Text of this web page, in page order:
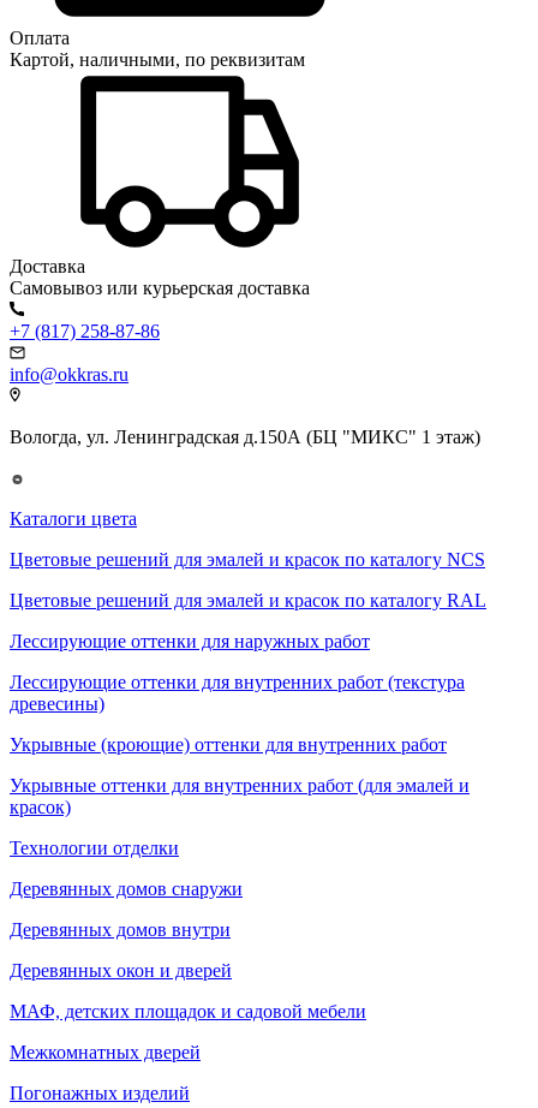
Оплата
Картой, наличными, по реквизитам
Доставка
Самовывоз или курьерская доставка
+7 (817) 258-87-86
info@okkras.ru
Вологда, ул. Ленинградская д.150А (БЦ "МИКС" 1 этаж)
Каталоги цвета
Цветовые решений для эмалей и красок по каталогу NCS
Цветовые решений для эмалей и красок по каталогу RAL
Лессирующие оттенки для наружных работ
Лессирующие оттенки для внутренних работ (текстура
древесины)
Укрывные (кроющие) оттенки для внутренних работ
Укрывные оттенки для внутренних работ (для эмалей и
красок)
Технологии отделки
Деревянных домов снаружи
Деревянных домов внутри
Деревянных окон и дверей
МАФ, детских площадок и садовой мебели
Межкомнатных дверей
Погонажных изделий